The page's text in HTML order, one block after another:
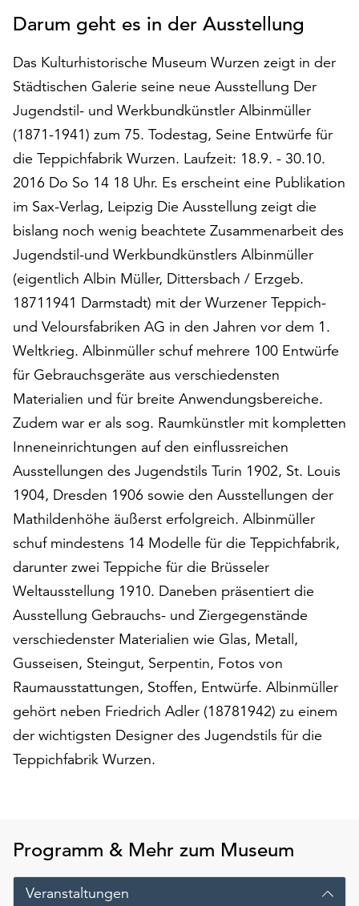
auf
„Alle
akzeptieren“,
um
alle
Cookies
zu
akzeptieren.
Sie
können
Ihr
Einverständnis
jederzeit
ändern
und
widerrufen.
Dafür
steht
Ihnen
am
Ende
der
Seite
die
„Cookie-
Einstellungen“
zur
Verfügung.
Funktionale
Cookies
werden
auch
ohne
Ihr
Einverständnis
weiterhin
ausgeführt.
Möchten
die
erreichen
Sie
die
Einstellungen
Darum geht es in der Ausstellung
Das Kulturhistorische Museum Wurzen zeigt in der
Städtischen Galerie seine neue Ausstellung Der
Jugendstil- und Werkbundkünstler Albinmüller
(1871-1941) zum 75. Todestag, Seine Entwürfe für
die Teppichfabrik Wurzen. Laufzeit: 18.9. - 30.10.
2016 Do So 14 18 Uhr. Es erscheint eine Publikation
im Sax-Verlag, Leipzig Die Ausstellung zeigt die
bislang noch wenig beachtete Zusammenarbeit des
Jugendstil-und Werkbundkünstlers Albinmüller
(eigentlich Albin Müller, Dittersbach / Erzgeb.
18711941 Darmstadt) mit der Wurzener Teppich-
und Veloursfabriken AG in den Jahren vor dem 1.
Weltkrieg. Albinmüller schuf mehrere 100 Entwürfe
für Gebrauchsgeräte aus verschiedensten
Materialien und für breite Anwendungsbereiche.
Zudem war er als sog. Raumkünstler mit kompletten
Inneneinrichtungen auf den einflussreichen
Ausstellungen des Jugendstils Turin 1902, St. Louis
1904, Dresden 1906 sowie den Ausstellungen der
Mathildenhöhe äußerst erfolgreich. Albinmüller
schuf mindestens 14 Modelle für die Teppichfabrik,
darunter zwei Teppiche für die Brüsseler
Weltausstellung 1910. Daneben präsentiert die
Ausstellung Gebrauchs- und Ziergegenstände
verschiedenster Materialien wie Glas, Metall,
Gusseisen, Steingut, Serpentin, Fotos von
Raumausstattungen, Stoffen, Entwürfe. Albinmüller
gehört neben Friedrich Adler (18781942) zu einem
der wichtigsten Designer des Jugendstils für die
Teppichfabrik Wurzen.
Programm & Mehr zum Museum
Veranstaltungen